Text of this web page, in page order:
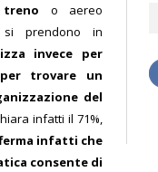
o aereo
prendono in
invece per
trovare un
del
infatti il 71%,
infatti che
consente di